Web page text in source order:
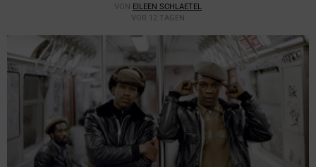
VON EILEEN SCHLAETEL
VOR 12 TAGEN